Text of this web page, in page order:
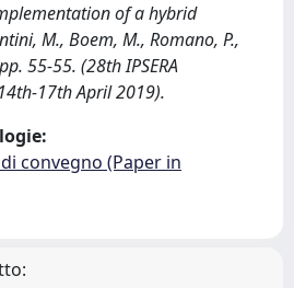
of a hybrid
M., Boem, M., Romano, P.,
55-55. (28th IPSERA
17th April 2019).
convegno (Paper in